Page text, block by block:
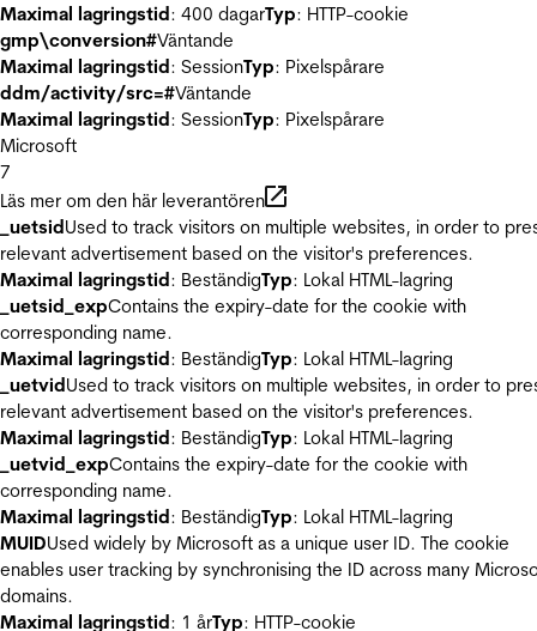
Maximal lagringstid: 400 dagarTyp: HTTP-cookie
gmp\conversion#Väntande
Maximal lagringstid: SessionTyp: Pixelspårare
ddm/activity/src=#Väntande
Maximal lagringstid: SessionTyp: Pixelspårare
Microsoft
7
Läs mer om den här leverantören
_uetsidUsed to track visitors on multiple websites, in order to
relevant advertisement based on the visitor's preferences.
Maximal lagringstid: BeständigTyp: Lokal HTML-lagring
_uetsid_expContains the expiry-date for the cookie with
corresponding name.
Maximal lagringstid: BeständigTyp: Lokal HTML-lagring
_uetvidUsed to track visitors on multiple websites, in order to
relevant advertisement based on the visitor's preferences.
Maximal lagringstid: BeständigTyp: Lokal HTML-lagring
_uetvid_expContains the expiry-date for the cookie with
corresponding name.
Maximal lagringstid: BeständigTyp: Lokal HTML-lagring
MUIDUsed widely by Microsoft as a unique user ID. The cookie
enables user tracking by synchronising the ID across many
domains.
Maximal lagringstid: 1 årTyp: HTTP-cookie